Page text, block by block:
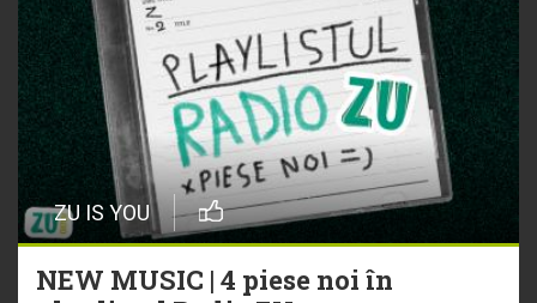
ZU IS YOU
NEW MUSIC | 4 piese noi în